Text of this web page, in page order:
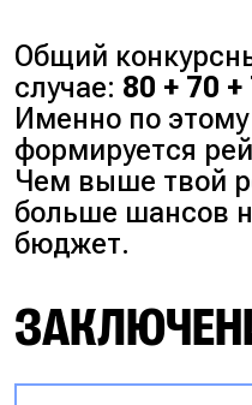
Общий
случае: 80 + 70 +
Именно по
формируется
Чем выше твой
больше шансов
бюджет.